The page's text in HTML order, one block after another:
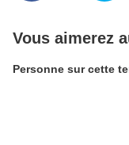
Vous aimerez
Personne sur cette